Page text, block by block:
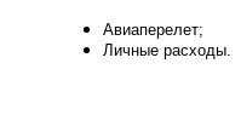
Авиаперелет;
Личные расходы.